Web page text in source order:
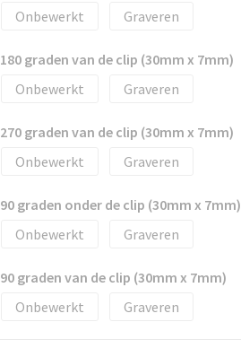
Onbewerkt
Graveren
180 graden van de clip (30mm x 7mm)
Onbewerkt
Graveren
270 graden van de clip (30mm x 7mm)
Onbewerkt
Graveren
90 graden onder de clip (30mm x 7mm)
Onbewerkt
Graveren
90 graden van de clip (30mm x 7mm)
Onbewerkt
Graveren